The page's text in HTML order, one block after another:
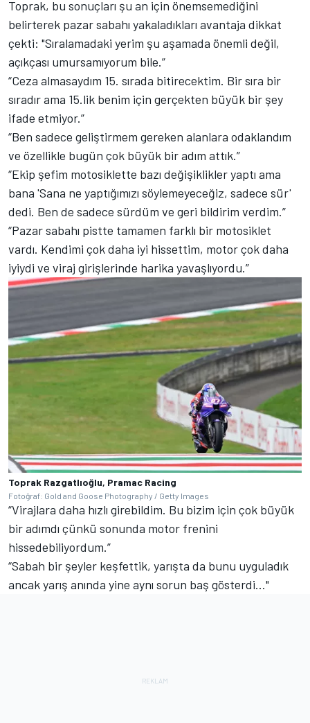
Toprak, bu sonuçları şu an için önemsemediğini
belirterek pazar sabahı yakaladıkları avantaja dikkat
çekti: "Sıralamadaki yerim şu aşamada önemli değil,
açıkçası umursamıyorum bile.”
“Ceza almasaydım 15. sırada bitirecektim. Bir sıra bir
sıradır ama 15.lik benim için gerçekten büyük bir şey
ifade etmiyor.”
“Ben sadece geliştirmem gereken alanlara odaklandım
ve özellikle bugün çok büyük bir adım attık.”
“Ekip şefim motosiklette bazı değişiklikler yaptı ama
bana 'Sana ne yaptığımızı söylemeyeceğiz, sadece sür'
dedi. Ben de sadece sürdüm ve geri bildirim verdim.”
“Pazar sabahı pistte tamamen farklı bir motosiklet
vardı. Kendimi çok daha iyi hissettim, motor çok daha
iyiydi ve viraj girişlerinde harika yavaşlıyordu.”
Toprak Razgatlıoğlu, Pramac Racing
Fotoğraf: Gold and Goose Photography / Getty Images
“Virajlara daha hızlı girebildim. Bu bizim için çok büyük
bir adımdı çünkü sonunda motor frenini
hissedebiliyordum.”
“Sabah bir şeyler keşfettik, yarışta da bunu uyguladık
ancak yarış anında yine aynı sorun baş gösterdi..."